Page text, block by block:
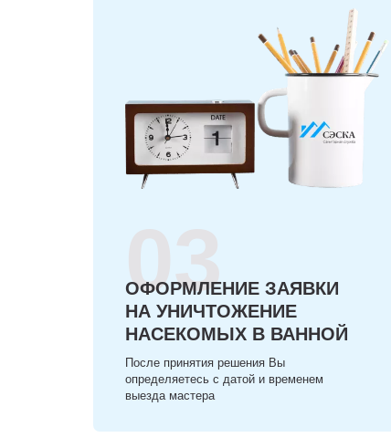
03
ОФОРМЛЕНИЕ ЗАЯВКИ
НА УНИЧТОЖЕНИЕ
НАСЕКОМЫХ В ВАННОЙ
После принятия решения Вы
определяетесь с датой и временем
выезда мастера